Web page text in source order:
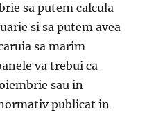
sa putem calcula
si sa putem avea
sa marim
va trebui ca
sau in
publicat in